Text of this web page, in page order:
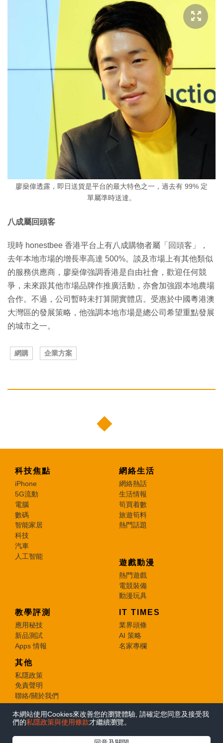
本網站使用Cookies來改善您的瀏覽體驗, 請確定您同意及接受我
們的私隱政策與使用條款才繼續瀏覽。
廖燊偉透露，即日送貨是平台的最大特色之一，過去有 99% 定
單屬準時送達。
八成屬回頭客
現時 honestbee 香港平台上有八成購物者屬「回頭客」，
去年本地市場的增長率高達 500%。談及市場上有其他類似
的服務供應商，廖燊偉強調香港是自由社會，歡迎任何競
爭，未來跟其他市場品牌作推廣活動，亦會加強跟本地農場
合作。不過，公司暫時未打算開實體店。受惠於中國粵港澳
大灣區的發展策略，他強調本地市場是總公司希望重點發展
的城市之一。
網購 企業方案
科技焦點
iPhone
5G流動
電腦
數碼
智能家居
科技
汽車
人工智能
網絡生活
網絡熱話
生活情報
筍買着數
旅遊筍料
熱門話題
遊戲動漫
熱門遊戲
電競裝備
動漫玩具
教學評測
應用秘技
新品測試
Apps 情報
IT TIMES
業界頭條
AI 策略
名家專欄
其他
私隱政策
免責聲明
聯絡/關於我們
© 2026 e-zone. All Rights Reserved.